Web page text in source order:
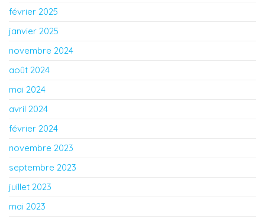
février 2025
janvier 2025
novembre 2024
août 2024
mai 2024
avril 2024
février 2024
novembre 2023
septembre 2023
juillet 2023
mai 2023